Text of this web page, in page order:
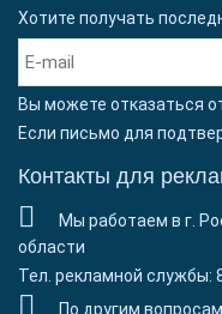
Хотите получать
Вы можете отказаться
Если письмо для
Контакты для
Мы работаем в г.
области
Тел. рекламной службы:
По другим